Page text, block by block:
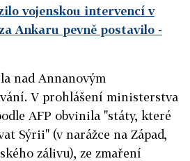
vojenskou intervencí v
Ankaru pevně postavilo -
nad Annanovým
V prohlášení ministerstva
AFP obvinila "státy, které
Sýrii" (v narážce na Západ,
zálivu), ze zmaření